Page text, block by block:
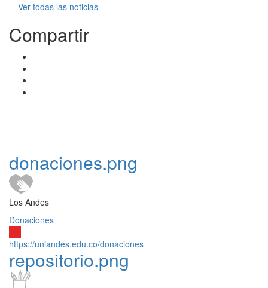
Ver todas las noticias
Compartir
donaciones.png
Los Andes
Donaciones
https://uniandes.edu.co/donaciones
repositorio.png